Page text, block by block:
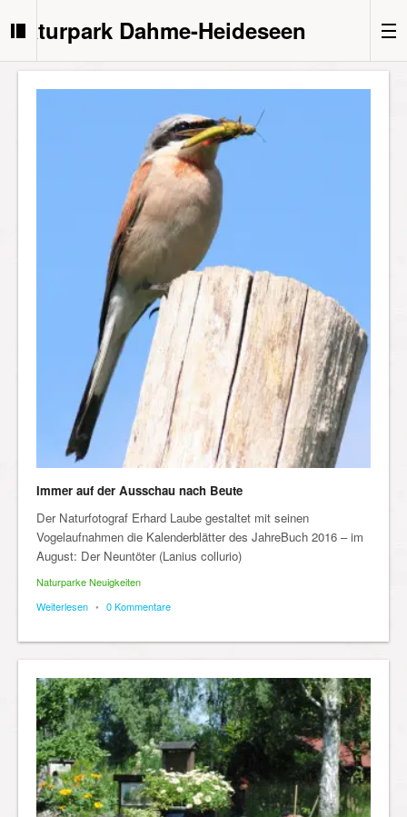
Naturpark Dahme-Heideseen
Immer auf der Ausschau nach Beute
Der Naturfotograf Erhard Laube gestaltet mit seinen
Vogelaufnahmen die Kalenderblätter des JahreBuch 2016 – im
August: Der Neuntöter (Lanius collurio)
Naturparke Neuigkeiten
Weiterlesen • 0 Kommentare